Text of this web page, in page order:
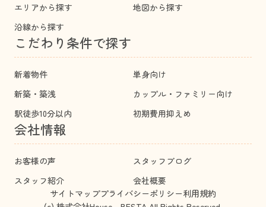
エリアから探す
地図から探す
沿線から探す
こだわり条件で探す
新着物件
単身向け
新築・築浅
カップル・ファミリー向け
駅徒歩10分以内
初期費用抑えめ
会社情報
お客様の声
スタッフブログ
スタッフ紹介
会社概要
サイトマッププライバシーポリシー利用規約